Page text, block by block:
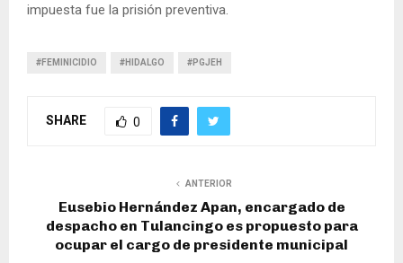
impuesta fue la prisión preventiva.
#FEMINICIDIO #HIDALGO #PGJEH
SHARE 0
ANTERIOR
Eusebio Hernández Apan, encargado de
despacho en Tulancingo es propuesto para
ocupar el cargo de presidente municipal